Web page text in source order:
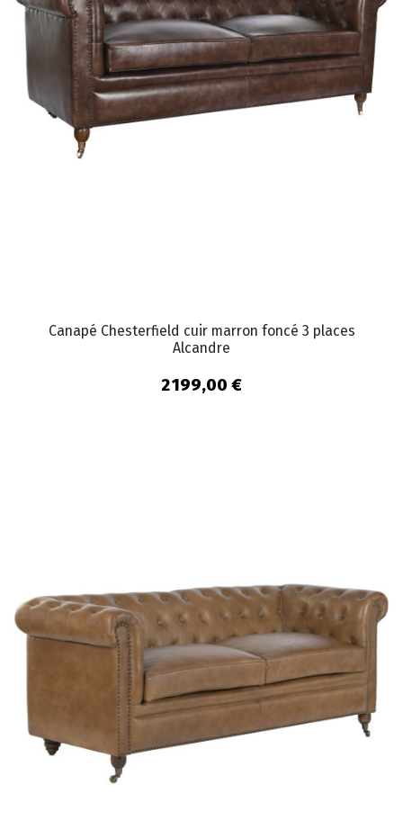
Canapé Chesterfield cuir marron foncé 3 places
Alcandre
2 199,00 €